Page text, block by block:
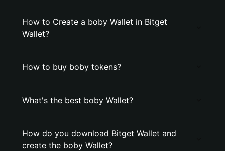
How to Create a boby Wallet in Bitget
Wallet?
How to buy boby tokens?
What's the best boby Wallet?
How do you download Bitget Wallet and
create the boby Wallet?